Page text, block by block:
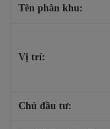
Tên phân khu:
Vị trí:
Chủ đầu tư: